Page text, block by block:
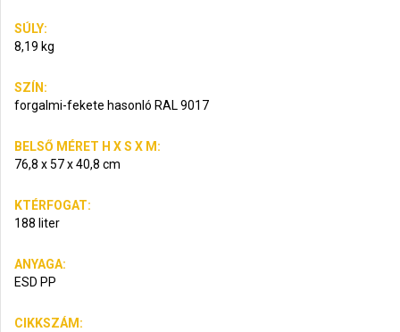
SÚLY:
8,19 kg
SZÍN:
forgalmi-fekete hasonló RAL 9017
BELSŐ MÉRET H X S X M:
76,8 x 57 x 40,8 cm
KTÉRFOGAT:
188 liter
ANYAGA:
ESD PP
CIKKSZÁM: